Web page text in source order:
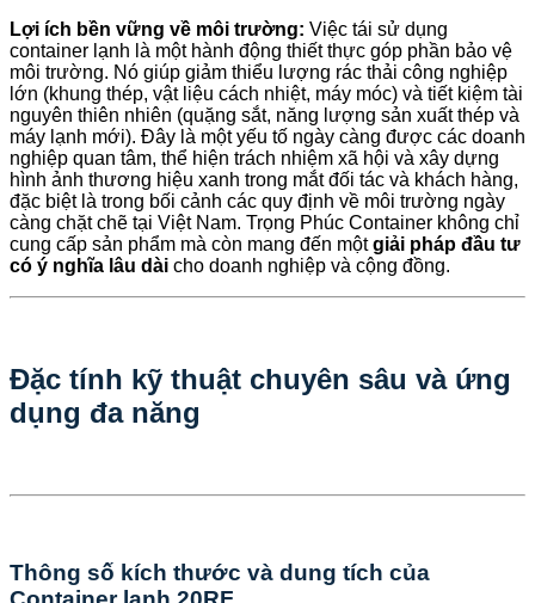
Lợi ích bền vững về môi trường: Việc tái sử dụng
container lạnh là một hành động thiết thực góp phần bảo vệ
môi trường. Nó giúp giảm thiểu lượng rác thải công nghiệp
lớn (khung thép, vật liệu cách nhiệt, máy móc) và tiết kiệm tài
nguyên thiên nhiên (quặng sắt, năng lượng sản xuất thép và
máy lạnh mới). Đây là một yếu tố ngày càng được các doanh
nghiệp quan tâm, thể hiện trách nhiệm xã hội và xây dựng
hình ảnh thương hiệu xanh trong mắt đối tác và khách hàng,
đặc biệt là trong bối cảnh các quy định về môi trường ngày
càng chặt chẽ tại Việt Nam. Trọng Phúc Container không chỉ
cung cấp sản phẩm mà còn mang đến mộtgiải pháp đầu tư
có ý nghĩa lâu dài cho doanh nghiệp và cộng đồng.
Đặc tính kỹ thuật chuyên sâu và ứng
dụng đa năng
Thông số kích thước và dung tích của